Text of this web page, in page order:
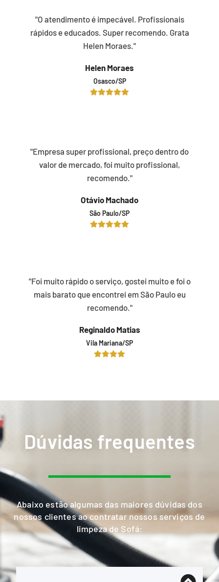
"O atendimento é impecável. Profissionais
rápidos e educados. Super recomendo. Grata
Helen Moraes."
Helen Moraes
Osasco/SP
"Empresa super profissional, preço dentro do
valor de mercado, foi muito profissional,
recomendo."
Otávio Machado
São Paulo/SP
"Foi muito rápido o serviço, gostei muito e foi o
mais barato que encontrei em São Paulo eu
recomendo."
Reginaldo Matias
Vila Mariana/SP
Dúvidas frequentes
Abaixo estão algumas das maiores dúvidas dos
nossos clientes ao contratar nossos serviços de
limpeza de Sofá: